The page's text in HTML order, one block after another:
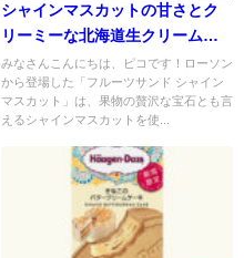
シャインマスカットの甘さとク
リーミーな北海道生クリームが
絶妙なハーモニー。フルーツサ
ンド シャインマスカット
みなさんこんにちは、ピコです！ローソン
から登場した「フルーツサンド シャイン
マスカット」は、果物の贅沢な宝石とも言
えるシャインマスカットを使...